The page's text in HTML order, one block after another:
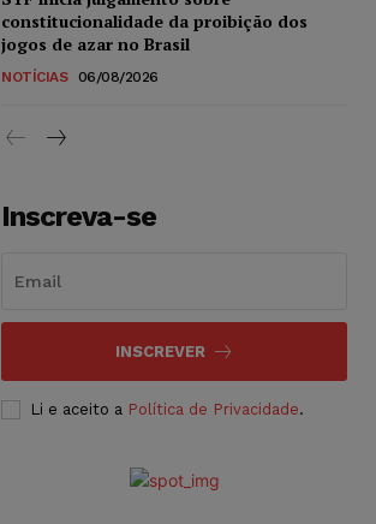
constitucionalidade da proibição dos
jogos de azar no Brasil
NOTÍCIAS 06/08/2026
Inscreva-se
INSCREVER
Li e aceito a Política de Privacidade.